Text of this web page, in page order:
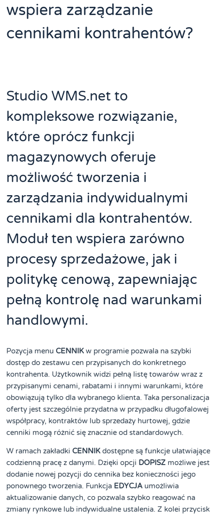
wspiera zarządzanie
cennikami kontrahentów?
Studio WMS.net to
kompleksowe rozwiązanie,
które oprócz funkcji
magazynowych oferuje
możliwość tworzenia i
zarządzania indywidualnymi
cennikami dla kontrahentów.
Moduł ten wspiera zarówno
procesy sprzedażowe, jak i
politykę cenową, zapewniając
pełną kontrolę nad warunkami
handlowymi.
Pozycja menuCENNIK w programie pozwala na szybki
dostęp do zestawu cen przypisanych do konkretnego
kontrahenta. Użytkownik widzi pełną listę towarów wraz z
przypisanymi cenami, rabatami i innymi warunkami, które
obowiązują tylko dla wybranego klienta. Taka personalizacja
oferty jest szczególnie przydatna w przypadku długofalowej
współpracy, kontraktów lub sprzedaży hurtowej, gdzie
cenniki mogą różnić się znacznie od standardowych.
W ramach zakładkiCENNIK dostępne są funkcje ułatwiające
codzienną pracę z danymi. Dzięki opcji DOPISZ możliwe jest
dodanie nowej pozycji do cennika bez konieczności jego
ponownego tworzenia. Funkcja EDYCJA umożliwia
aktualizowanie danych, co pozwala szybko reagować na
zmiany rynkowe lub indywidualne ustalenia. Z kolei przycisk